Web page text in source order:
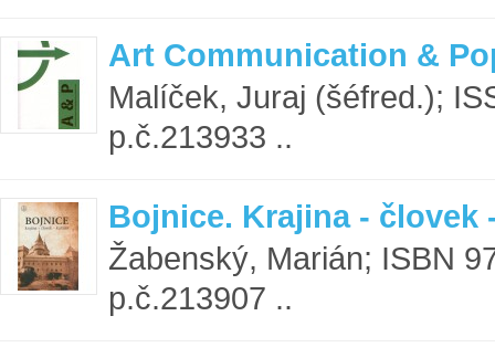
Art Communication &
Malíček, Juraj (šéfred.);
p.č.213933 ..
Bojnice. Krajina - človek
Žabenský, Marián; ISBN
p.č.213907 ..